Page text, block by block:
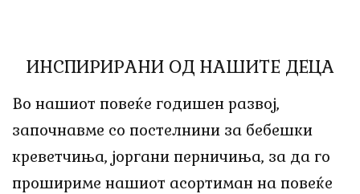
ИНСПИРИРАНИ ОД НАШИТЕ ДЕЦА
Во нашиот повеќе годишен развој,
започнавме со постелнини за бебешки
креветчиња, јоргани перничиња, за да го
прошириме нашиот асортиман на повеќе